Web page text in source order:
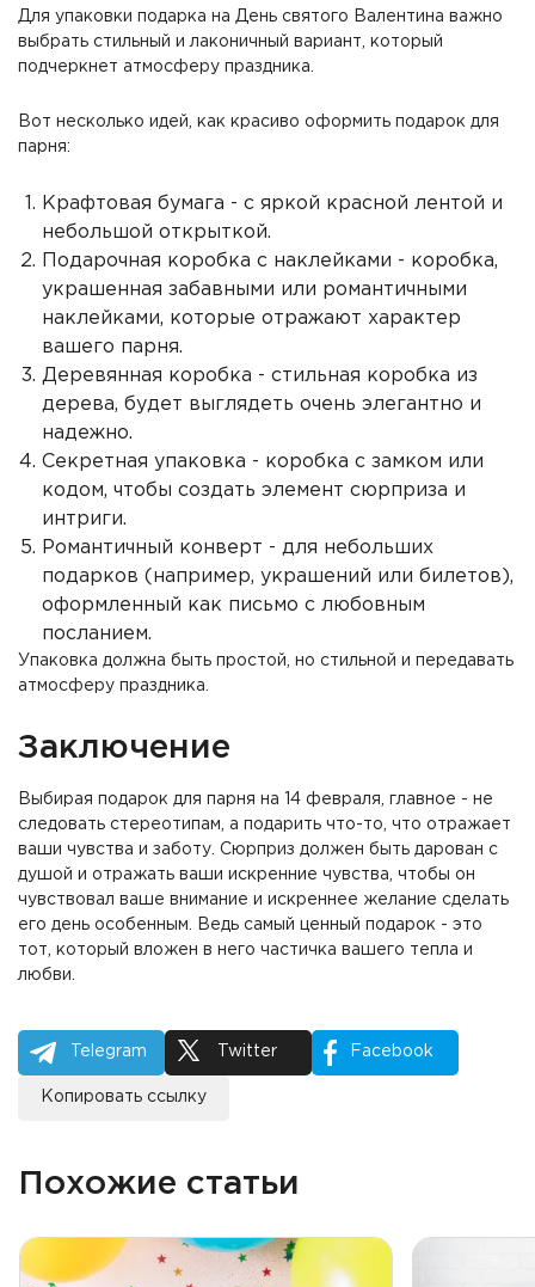
Для упаковки подарка на День святого Валентина важно
выбрать стильный и лаконичный вариант, который
подчеркнет атмосферу праздника.
Вот несколько идей, как красиво оформить подарок для
парня:
Крафтовая бумага - с яркой красной лентой и
небольшой открыткой.
Подарочная коробка с наклейками - коробка,
украшенная забавными или романтичными
наклейками, которые отражают характер
вашего парня.
Деревянная коробка - стильная коробка из
дерева, будет выглядеть очень элегантно и
надежно.
Секретная упаковка - коробка с замком или
кодом, чтобы создать элемент сюрприза и
интриги.
Романтичный конверт - для небольших
подарков (например, украшений или билетов),
оформленный как письмо с любовным
посланием.
Упаковка должна быть простой, но стильной и передавать
атмосферу праздника.
Заключение
Выбирая подарок для парня на 14 февраля, главное - не
следовать стереотипам, а подарить что-то, что отражает
ваши чувства и заботу. Сюрприз должен быть дарован с
душой и отражать ваши искренние чувства, чтобы он
чувствовал ваше внимание и искреннее желание сделать
его день особенным. Ведь самый ценный подарок - это
тот, который вложен в него частичка вашего тепла и
любви.
Telegram Twitter Facebook
Копировать ссылку
Похожие статьи